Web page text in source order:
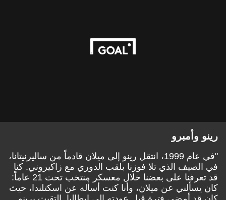
رينو وأمبرو
"في عام 1999، انتقل رينو إلى ميلان قادماً من ساليرنيتانا،
في الصيف الذي تلا فوزنا بلقب الدوري مع زاكيروني. كنا
قد تعرفنا على بعضنا خلال معسكر منتخب تحت 21 عاماً:
كان يسألني عن ميلان، وأنا كنت أسأله عن اسكتلندا، حيث